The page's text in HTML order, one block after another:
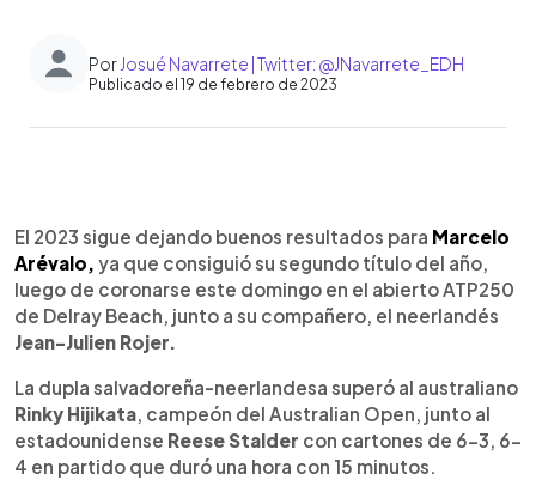
Por Josué Navarrete | Twitter: @JNavarrete_EDH
Publicado el 19 de febrero de 2023
► Escuchar artículo
El 2023 sigue dejando buenos resultados para Marcelo
Arévalo, ya que consiguió su segundo título del año,
luego de coronarse este domingo en el abierto ATP250
de Delray Beach, junto a su compañero, el neerlandés
Jean-Julien Rojer.
La dupla salvadoreña-neerlandesa superó al australiano
Rinky Hijikata, campeón del Australian Open, junto al
estadounidense Reese Stalder con cartones de 6-3, 6-
4 en partido que duró una hora con 15 minutos.